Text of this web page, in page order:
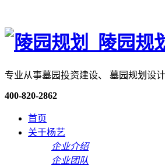
专业从事墓园投资建设、 墓园规划设
400-820-2862
首页
关于杨艺
企业介绍
企业团队